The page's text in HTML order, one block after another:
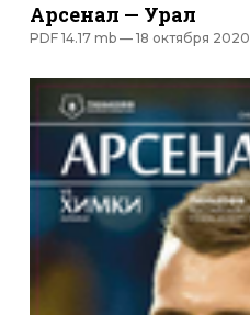
Арсенал — Урал
PDF 14.17 mb — 18 октября 2020